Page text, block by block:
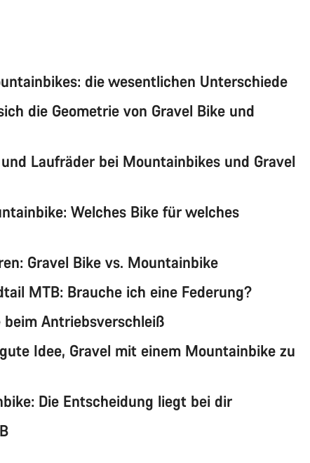
die wesentlichen Unterschiede
die Geometrie von Gravel Bike und
Laufräder bei Mountainbikes und Gravel
Welches Bike für welches
Gravel Bike vs. Mountainbike
MTB: Brauche ich eine Federung?
Antriebsverschleiß
Idee, Gravel mit einem Mountainbike zu
Die Entscheidung liegt bei dir